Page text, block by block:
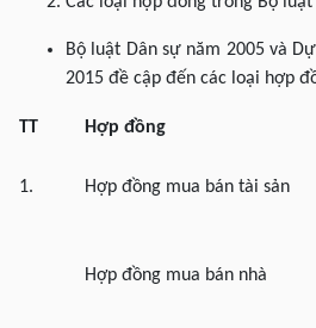
Bộ luật Dân sự năm 2005 và
2015 đề cập đến các loại hợp
TT Hợp đồng
1. Hợp đồng mua bán tài sản
Hợp đồng mua bán nhà